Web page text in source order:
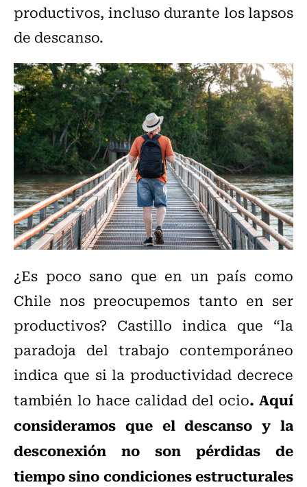
productivos, incluso durante los lapsos
de descanso.
¿Es poco sano que en un país como
Chile nos preocupemos tanto en ser
productivos? Castillo indica que “la
paradoja del trabajo contemporáneo
indica que si la productividad decrece
también lo hace calidad del ocio. Aquí
consideramos que el descanso y la
desconexión no son pérdidas de
tiempo sino condiciones estructurales